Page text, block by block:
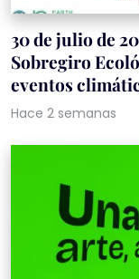
30 de julio de
Sobregiro
eventos
Hace 2 semanas